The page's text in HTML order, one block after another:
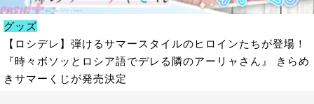
グッズ
【ロシデレ】弾けるサマースタイルのヒロインたちが登場！
『時々ボソッとロシア語でデレる隣のアーリャさん』 きらめ
きサマーくじが発売決定